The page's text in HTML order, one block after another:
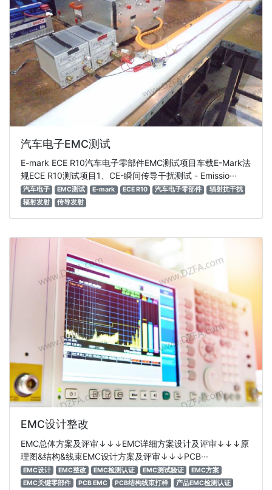
汽车电子EMC测试
E-mark ECE R10汽车电子零部件EMC测试项目车载E-Mark法
规ECE R10测试项目1、CE-瞬间传导干扰测试 - Emissio···
汽车电子 EMC测试 E-mark ECE R10 汽车电子零部件
辐射抗干扰
辐射发射
传导发射
EMC设计整改
EMC总体方案及评审↓↓↓EMC详细方案设计及评审↓↓↓原
理图&结构&线束EMC设计方案及评审↓↓↓PCB···
EMC设计 EMC整改 EMC检测认证 EMC测试验证
EMC方案
EMC关键零部件
PCB EMC PCB结构线束打样 产品EMC检测认证